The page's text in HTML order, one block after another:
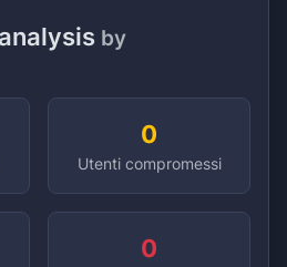
by
0
Utenti compromessi
0